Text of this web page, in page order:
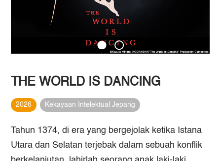
THE WORLD IS DANCING
2026 Kekayaan Intelektual Jepang
Tahun 1374, di era yang bergejolak ketika Istana
Utara dan Selatan terjebak dalam sebuah konflik